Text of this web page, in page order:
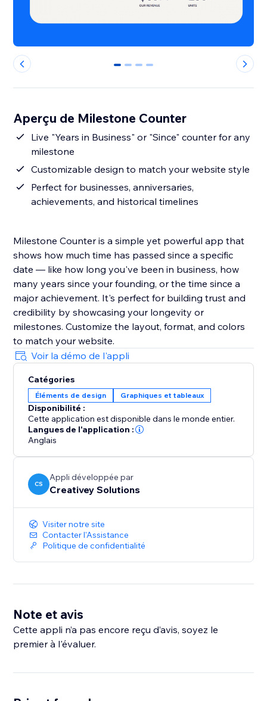
0 1 2 3
Aperçu de Milestone Counter
Live "Years in Business" or "Since" counter for any
milestone
Customizable design to match your website style
Perfect for businesses, anniversaries,
achievements, and historical timelines
Milestone Counter is a simple yet powerful app that
shows how much time has passed since a specific
date — like how long you've been in business, how
many years since your founding, or the time since a
major achievement. It's perfect for building trust and
credibility by showcasing your longevity or
milestones. Customize the layout, format, and colors
to match your website.
Voir la démo de l'appli
Catégories
Éléments de design Graphiques et tableaux
Disponibilité :
Cette application est disponible dans le monde entier.
Langues de l'application :
Anglais
CS
Appli développée par
Creativey Solutions
Visiter notre site
Contacter l'Assistance
Politique de confidentialité
Note et avis
Cette appli n’a pas encore reçu d’avis, soyez le
premier à l'évaluer.